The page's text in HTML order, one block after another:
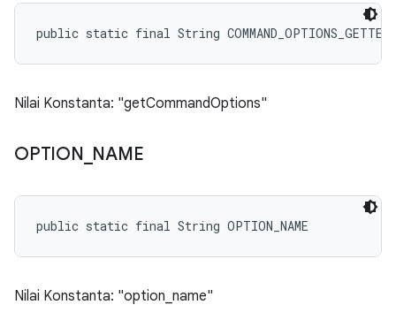
public static final String COMMAND_OPTIONS_GETTER
Nilai Konstanta: "getCommandOptions"
OPTION NAME
public static final String OPTION_NAME
Nilai Konstanta: "option_name"